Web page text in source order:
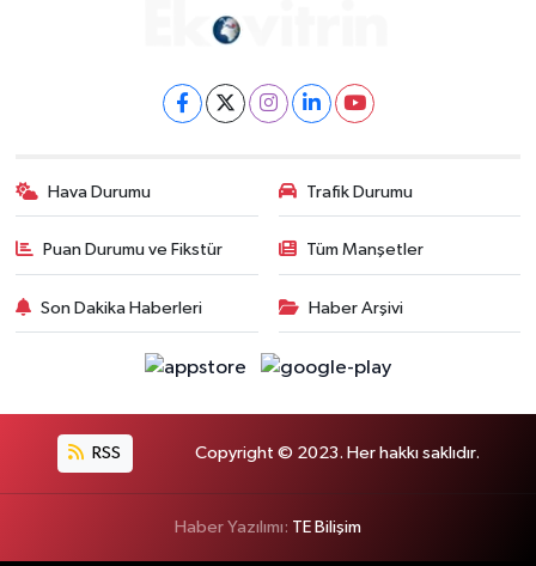
Hava Durumu Trafik Durumu
Puan Durumu ve Fikstür Tüm Manşetler
Son Dakika Haberleri Haber Arşivi
RSS Copyright © 2023. Her hakkı saklıdır.
Haber Yazılımı: TE Bilişim